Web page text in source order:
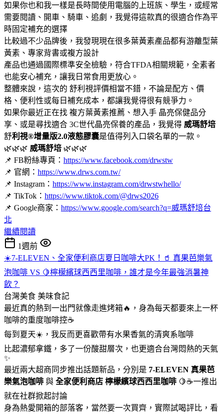
如果你也和我一樣是長時間使用電腦的上班族、學生，或經常
需要閱讀、開車、騎車、追劇，我覺得這款真的很適合作為平
時固定補充的選擇
比較過不少品牌後，我發現現在很多葉黃素產品都有游離型葉
黃素、專家背書或複方設計
產品也通過國際標準安全檢驗，符合TFDA相關規範，全素者
也能安心補充，讓我日常食用更放心。
整體來說，這次的 舒利視評價相當不錯，不論是配方、價
格、便利性或每日補充成本，都讓我覺得很有競爭力。
如果你最近正在找 複方葉黃素推薦、想入手 晶亮保健品分
享、或是尋找適合 3C世代晶亮保養的產品，我覺得 威瑪舒培
舒利視®增量版2.0液態膠囊是值得列入口袋名單的一款。
🌿🌿🌿 威瑪舒培 🌿🌿🌿
📌 FB粉絲專頁： https://www.facebook.com/drwstw
📌 官網： https://www.drws.com.tw/
📌 Instagram： https://www.instagram.com/drwstwhello/
📌 TikTok： https://www.tiktok.com/@drws2026
📌 Google商家： https://www.google.com/search?q=威瑪舒培台
北
繼續閱讀
1週前
☀️7-ELEVEN、全家便利商店夏日咖啡大PK！🥤 真果芭樂氣
泡咖啡 VS 🍋檸檬繽球西西里咖啡，誰才是今年最強消暑神
飲？
台灣美食 美味食記
最近真的熱到一出門就像走進烤箱🔥，身為每天都要來上一杯
咖啡的重度咖啡控☕
每到夏天☀️，我反而更喜歡帶有水果香氣的清爽系咖啡
比起濃郁拿鐵，多了一份酸甜層次，也更適合台灣悶熱的天氣
✨
最近兩大超商同步推出話題新品，分別是 7-ELEVEN 真果芭
樂氣泡咖啡 與 全家便利商店 檸檬繽球西西里咖啡 🍋☕一推出
就在社群掀起討論
身為熱愛開箱的部落客，當然要一次買齊，實際試喝評比，看